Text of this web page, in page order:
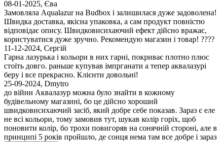
08-01-2025, Єва
Замовляла Aqualazur на Budbox і залишилася дуже задоволена!
Швидка доставка, якісна упаковка, а сам продукт повністю
відповідає опису. Швидковисихаючий ефект дійсно вражає,
користуватися дуже зручно. Рекомендую магазин і товар! ????
11-12-2024, Сергій
Гарна лазурька і кольори в них гарні, покриває плотно плюс
стоїть довго. раньше купував імпрганати а тепер аквалазурі
беру і все прекрасно. Клієнти довольні!
25-09-2024, Dmytro
до війни Аквалазур можна було знайти в кожному
будівельному магазині, бо це дійсно хороший
швидковисихаючий засіб, який добре себе показав. Зараз є еле
не всі кольори, тому замовив тут, шукав колір горіх, щоб
поновити колір, бо трохи повигоряв на сонячній стороні, але в
принципі 5 років пройшло, де сонця нема там все добре і зараз